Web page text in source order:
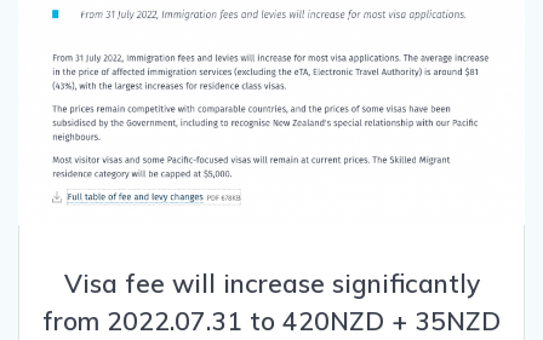
Visa fee will increase significantly
from 2022.07.31 to 420NZD + 35NZD